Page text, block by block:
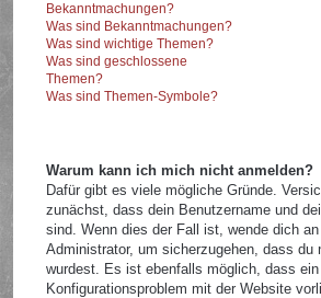
Bekanntmachungen?
Was sind Bekanntmachungen?
Was sind wichtige Themen?
Was sind geschlossene
Themen?
Was sind Themen-Symbole?
Warum kann ich mich nicht anmelden?
Dafür gibt es viele mögliche Gründe.
zunächst, dass dein Benutzername und
sind. Wenn dies der Fall ist, wende dich
Administrator, um sicherzugehen, dass du
wurdest. Es ist ebenfalls möglich, dass ein
Konfigurationsproblem mit der Website